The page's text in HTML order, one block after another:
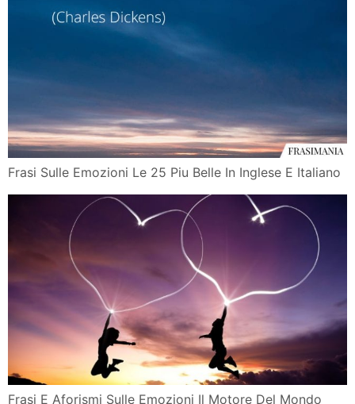
Frasi Sulle Emozioni Le 25 Piu Belle In Inglese E Italiano
Frasi E Aforismi Sulle Emozioni Il Motore Del Mondo